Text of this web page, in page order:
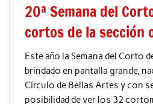
20ª Semana del
cortos de la sección
Este año la Semana del Corto
brindado en pantalla grande,
Círculo de Bellas Artes y con
posibilidad de ver los 32